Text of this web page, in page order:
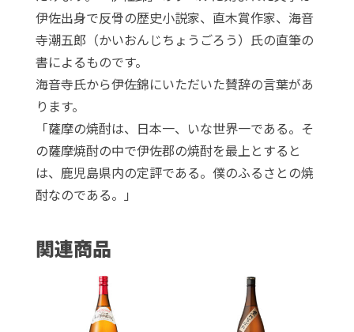
伊佐出身で反骨の歴史小説家、直木賞作家、海音
寺潮五郎（かいおんじちょうごろう）氏の直筆の
書によるものです。
海音寺氏から伊佐錦にいただいた賛辞の言葉があ
ります。
「薩摩の焼酎は、日本一、いな世界一である。そ
の薩摩焼酎の中で伊佐郡の焼酎を最上とすると
は、鹿児島県内の定評である。僕のふるさとの焼
酎なのである。」
関連商品